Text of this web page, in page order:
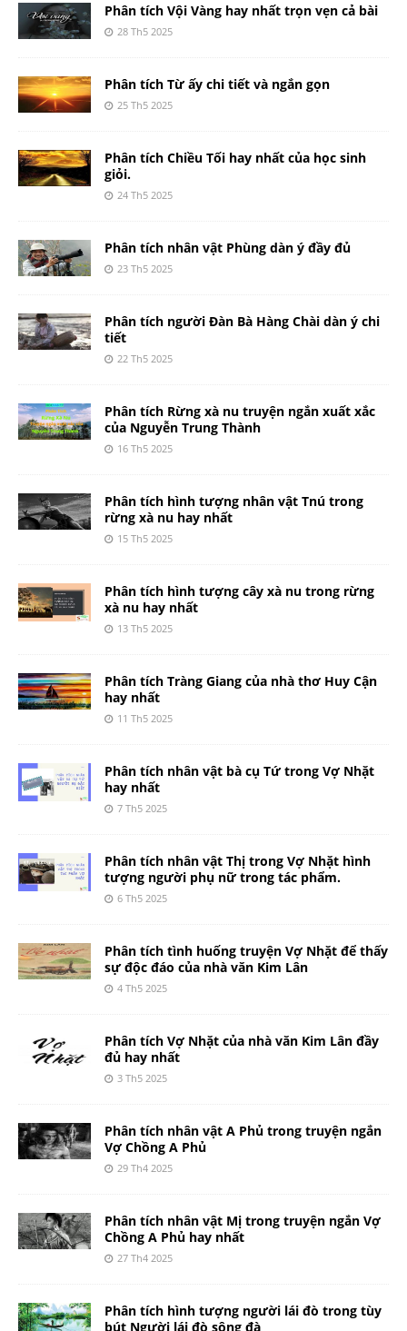
Phân tích Vội Vàng hay nhất trọn vẹn cả bài
28 Th5 2025
Phân tích Từ ấy chi tiết và ngắn gọn
25 Th5 2025
Phân tích Chiều Tối hay nhất của học sinh
giỏi.
24 Th5 2025
Phân tích nhân vật Phùng dàn ý đầy đủ
23 Th5 2025
Phân tích người Đàn Bà Hàng Chài dàn ý chi
tiết
22 Th5 2025
Phân tích Rừng xà nu truyện ngắn xuất xắc
của Nguyễn Trung Thành
16 Th5 2025
Phân tích hình tượng nhân vật Tnú trong
rừng xà nu hay nhất
15 Th5 2025
Phân tích hình tượng cây xà nu trong rừng
xà nu hay nhất
13 Th5 2025
Phân tích Tràng Giang của nhà thơ Huy Cận
hay nhất
11 Th5 2025
Phân tích nhân vật bà cụ Tứ trong Vợ Nhặt
hay nhất
7 Th5 2025
Phân tích nhân vật Thị trong Vợ Nhặt hình
tượng người phụ nữ trong tác phẩm.
6 Th5 2025
Phân tích tình huống truyện Vợ Nhặt để thấy
sự độc đáo của nhà văn Kim Lân
4 Th5 2025
Phân tích Vợ Nhặt của nhà văn Kim Lân đầy
đủ hay nhất
3 Th5 2025
Phân tích nhân vật A Phủ trong truyện ngắn
Vợ Chồng A Phủ
29 Th4 2025
Phân tích nhân vật Mị trong truyện ngắn Vợ
Chồng A Phủ hay nhất
27 Th4 2025
Phân tích hình tượng người lái đò trong tùy
bút Người lái đò sông đà